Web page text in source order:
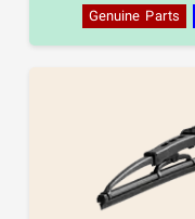
Genuine Parts